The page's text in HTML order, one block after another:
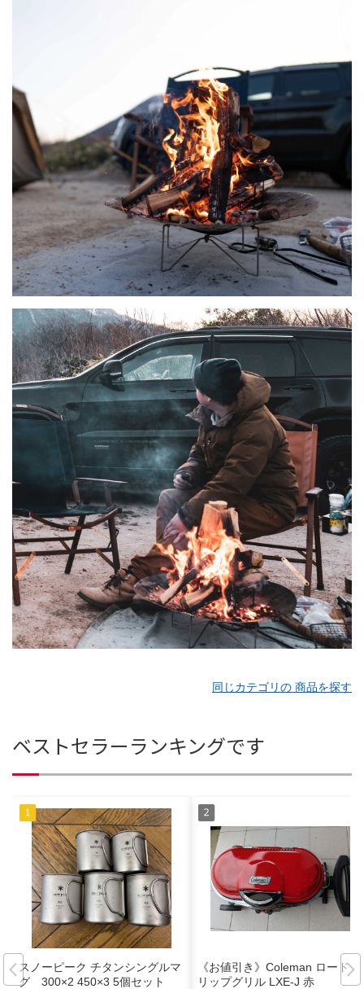
同じカテゴリの 商品を探す
ベストセラーランキングです
スノーピーク チタンシングルマ
グ 300×2 450×3 5個セット
《お値引き》Coleman ロードト
リップグリル LXE-J 赤